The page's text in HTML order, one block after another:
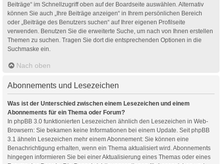
Beiträge“ im Schnellzugriff oben auf der Boardseite auswählen. Alternativ
können Sie auch „Ihre Beiträge anzeigen“ in Ihrem persönlichen Bereich
oder „Beiträge des Benutzers suchen“ auf Ihrer eigenen Profilseite
verwenden. Benutzen Sie die erweiterte Suche, um nach von Ihnen erstellen
Themen zu suchen. Tragen Sie dort die entsprechenden Optionen in die
Suchmaske ein.
Nach oben
Abonnements und Lesezeichen
Was ist der Unterschied zwischen einem Lesezeichen und einem
Abonnements für ein Thema oder Forum?
In phpBB 3.0 funktionierten Lesezeichen ähnlich den Lesezeichen in Web-
Browsern: Sie bekamen keine Informationen bei einem Update. Seit phpBB
3.1 ähneln Lesezeichen mehr einem Abonnement: Sie können eine
Benachrichtigung erhalten, wenn ein Thema aktualisiert wird. Abonnements
hingegen informieren Sie bei einer Aktualisierung eines Themas oder eines